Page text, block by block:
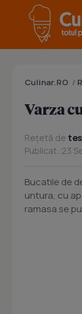
Culinar.RO /
Varza
Rețetă de
Publicat: 23
Bucatile de
untura, cu
ramasa se